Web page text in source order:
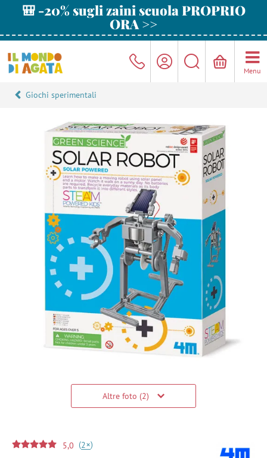
🎒 -20% sugli zaini scuola PROPRIO
ORA >>
Menu
Giochi sperimentali
Altre foto (2)
5,0 (2+)